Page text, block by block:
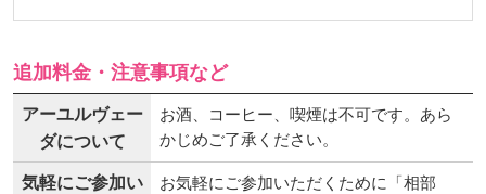
追加料金・注意事項など
アーユルヴェー
ダについて
お酒、コーヒー、喫煙は不可です。あら
かじめご了承ください。
気軽にご参加い
お気軽にご参加いただくために「相部